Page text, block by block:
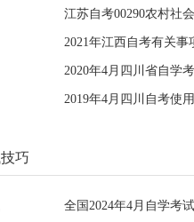
江苏自考00290农村社
2021年江西自考有关事
2020年4月四川省自学
2019年4月四川自考使
巧